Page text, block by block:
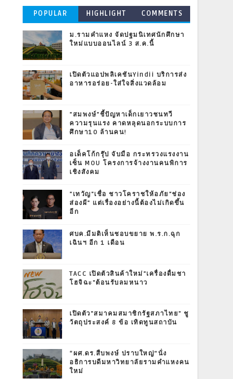
POPULAR
POSTS
HIGHLIGHT COMMENTS
ม.รามคำแหง จัดปฐมนิเทศนักศึกษา
ใหม่แบบออนไลน์ 3 ส.ค.นี้
เปิดตัวแอปพลิเคชันYindii บริการส่ง
อาหารอร่อย-ใส่ใจสิ่งแวดล้อม
"สมพงษ์"ชี้ปัญหาเด็กเยาวชนทวี
ความรุนแรง คาดหลุดนอกระบบการ
ศึกษา10 ล้านคน!
อเด็คโก้กรุ๊ป จับมือ กระทรวงแรงงาน
เซ็น MOU โครงการจ้างงานคนพิการ
เชิงสังคม
"เทวัญ"เชื่อ ชาวโคราชให้อภัย"ช่อง
ส่องผี" แต่เรื่องอย่างนี้ต้องไม่เกิดขึ้น
อีก
ศบค.มีมติเห็นชอบขยาย พ.ร.ก.ฉุก
เฉินฯ อีก 1 เดือน
TACC เปิดตัวสินค้าใหม่"เครื่องดื่มชา
โฮจิฉะ"ต้อนรับลมหนาว
เปิดตัว"สมาคมสมาชิกรัฐสภาไทย" ชู
วัตถุประสงค์ 8 ข้อ เทิดทูนสถาบัน
“ผศ.ดร.สืบพงษ์ ปราบใหญ่”นั่ง
อธิการบดีมหาวิทยาลัยรามคำแหงคน
ใหม่